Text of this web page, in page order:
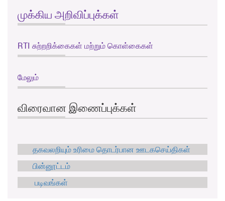
முக்கிய அறிவிப்புக்கள்
RTI சுற்றறிக்கைகள் மற்றும் கொள்கைகள்
மேலும்
விரைவான இணைப்புக்கள்
தகவலறியும் உரிமை தொடர்பான ஊடகசெய்திகள்
பின்னூட்டம்
படிவங்கள்